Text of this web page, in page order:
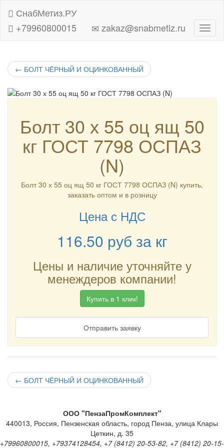
СнабМетиз.РУ
+79960800015
zakaz@snabmetiz.ru
← БОЛТ ЧЁРНЫЙ И ОЦИНКОВАННЫЙ
Болт 30 х 55 оц ящ 50
кг ГОСТ 7798 ОСПАЗ
(N)
Болт 30 х 55 оц ящ 50 кг ГОСТ 7798 ОСПАЗ (N) купить,
заказать оптом и в розницу
Цена с НДС
116.50 руб за кг
Цены и наличие уточняйте у
менеждеров компании!
Купить в 1 клик!
Отправить заявку
← БОЛТ ЧЁРНЫЙ И ОЦИНКОВАННЫЙ
ООО "ПензаПромКомплект"
440013, Россия, Пензенская область, город Пенза, улица Клары
Цеткин, д. 35
+79960800015, +79374128454, +7 (8412) 20-53-82, +7 (8412) 20-15-